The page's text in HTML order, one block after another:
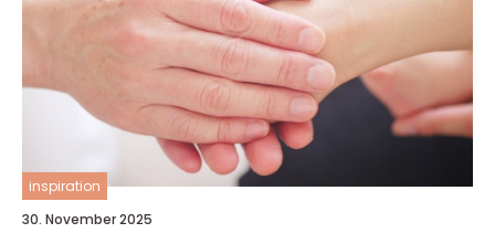
inspiration
30. November 2025